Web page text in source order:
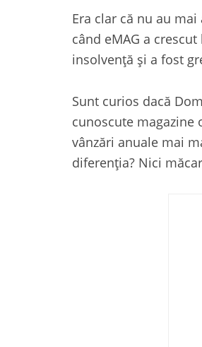
Era clar că nu au
când eMAG a
insolvență și a fost
Sunt curios dacă
cunoscute magazine
vânzări anuale mai
diferenția? Nici